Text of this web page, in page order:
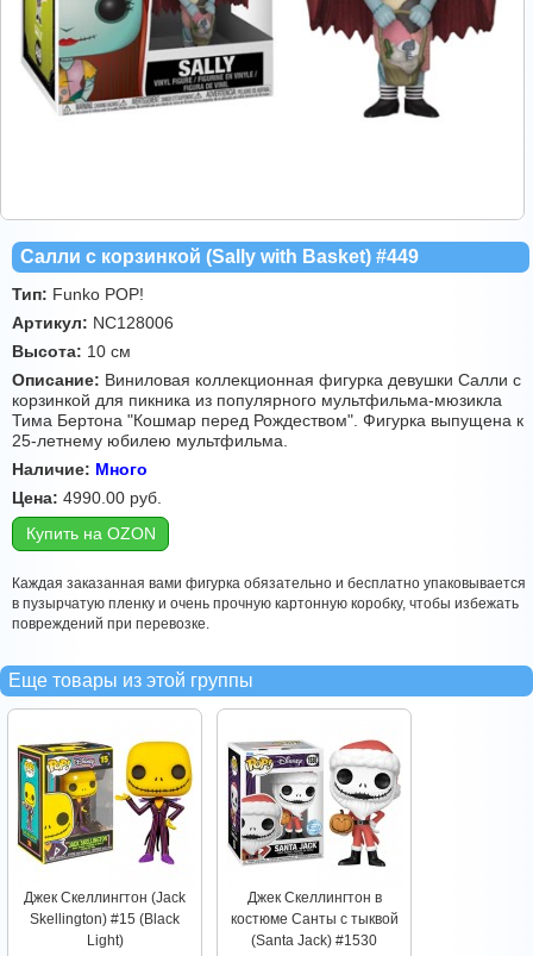
Салли с корзинкой (Sally with Basket) #449
Тип: Funko POP!
Артикул: NC128006
Высота: 10 см
Описание: Виниловая коллекционная фигурка девушки Салли с
корзинкой для пикника из популярного мультфильма-мюзикла
Тима Бертона "Кошмар перед Рождеством". Фигурка выпущена к
25-летнему юбилею мультфильма.
Наличие: Много
Цена: 4990.00 руб.
Купить на OZON
Каждая заказанная вами фигурка обязательно и бесплатно упаковывается
в пузырчатую пленку и очень прочную картонную коробку, чтобы избежать
повреждений при перевозке.
Еще товары из этой группы
Джек Скеллингтон (Jack
Skellington) #15 (Black
Light)
Джек Скеллингтон в
костюме Санты с тыквой
(Santa Jack) #1530